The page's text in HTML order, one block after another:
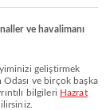
ve havalimanı
ve birçok başka
bilgileri Hazrat